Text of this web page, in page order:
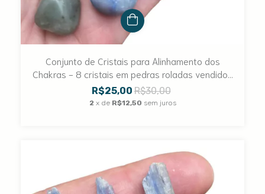
Conjunto de Cristais para Alinhamento dos
Chakras - 8 cristais em pedras roladas vendidos
juntos
R$25,00R$30,00
2 x de R$12,50 sem juros